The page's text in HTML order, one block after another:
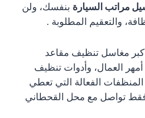
مراتب السيارة بنفسك، ولن
والتعقيم المطلوبة .
مغاسل تنظيف مقاعد
العمال، وأدوات تنظيف
الفعالة التي تعطي
فقط تواصل مع محل القحطاني